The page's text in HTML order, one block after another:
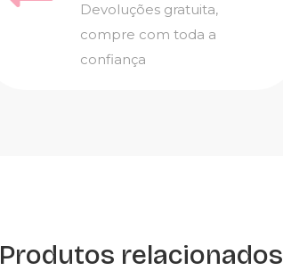
Devoluções gratuita,
compre com toda a
confiança
Produtos relacionados